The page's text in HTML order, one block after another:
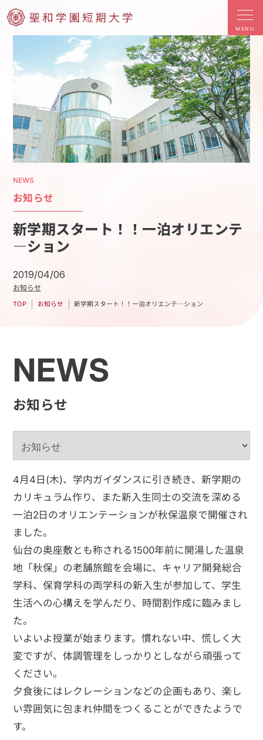
MENU
NEWS
お知らせ
新学期スタート！！一泊オリエンテ
―ション
2019/04/06
お知らせ
TOP お知らせ 新学期スタート！！一泊オリエンテ―ション
NEWS
お知らせ
4月4日(木)、学内ガイダンスに引き続き、新学期の
カリキュラム作り、また新入生同士の交流を深める
一泊2日のオリエンテーションが秋保温泉で開催され
ました。
仙台の奥座敷とも称される1500年前に開湯した温泉
地「秋保」の老舗旅館を会場に、キャリア開発総合
学科、保育学科の両学科の新入生が参加して、学生
生活への心構えを学んだり、時間割作成に臨みまし
た。
いよいよ授業が始まります。慣れない中、慌しく大
変ですが、体調管理をしっかりとしながら頑張って
ください。
夕食後にはレクレーションなどの企画もあり、楽し
い雰囲気に包まれ仲間をつくることができたようで
す。